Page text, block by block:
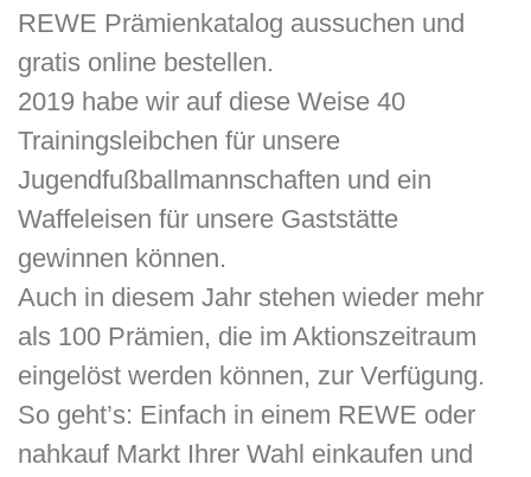
REWE Prämienkatalog aussuchen und
gratis online bestellen.
​2019 habe wir auf diese Weise 40
Trainingsleibchen für unsere
Jugendfußballmannschaften und ein
Waffeleisen für unsere Gaststätte
gewinnen können.
​Auch in diesem Jahr stehen wieder mehr
als 100 Prämien, die im Aktionszeitraum
eingelöst werden können, zur Verfügung.
​So geht’s:​ Einfach in einem REWE oder
nahkauf Markt Ihrer Wahl einkaufen und